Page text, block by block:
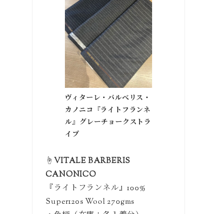
ヴィターレ・バルべリス・
カノニコ『ライトフランネ
ル』グレーチョークストラ
イプ
☝️ VITALE BARBERIS
CANONICO
『ライトフランネル』100%
Super120s Wool 270gms